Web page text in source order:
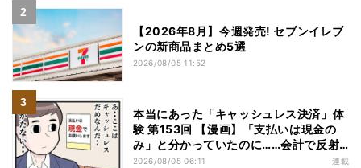
【2026年8月】今週発売! セブンイレブ
ンの新商品まとめ5選
2026/08/05 11:52
本当にあった「キャッシュレス決済」体
験 第153回 【漫画】「支払いは現金の
み」と分かっていたのに……会計で反射
的に出してしまったものは
2026/08/05 06:11 連載